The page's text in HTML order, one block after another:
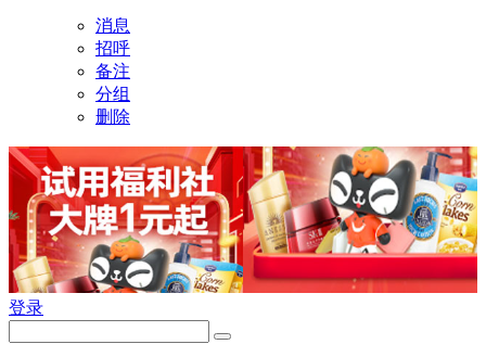
消息
招呼
备注
分组
删除
登录